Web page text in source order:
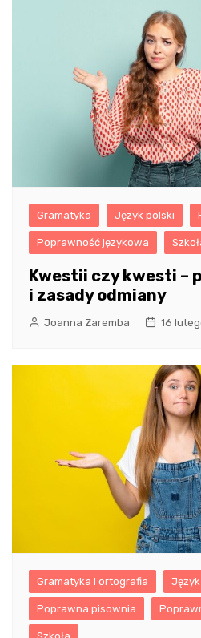
Gramatyka Język polski
Poprawność językowa
Kwestii czy kwesti –
i zasady odmiany
Joanna Zaremba 16
Gramatyka i ortografia
Poprawna pisownia